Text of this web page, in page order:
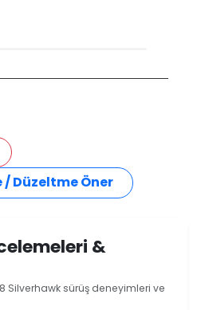
Düzeltme Öner
&
Silverhawk sürüş deneyimleri ve